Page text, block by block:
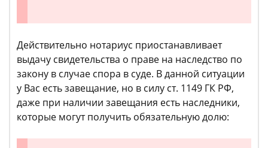
Действительно нотариус приостанавливает
выдачу свидетельства о праве на наследство по
закону в случае спора в суде. В данной ситуации
у Вас есть завещание, но в силу ст. 1149 ГК РФ,
даже при наличии завещания есть наследники,
которые могут получить обязательную долю: